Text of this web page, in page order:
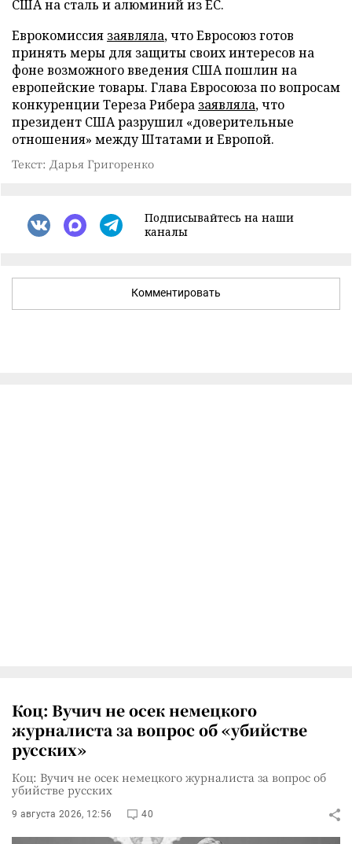
США на сталь и алюминий из ЕС.
Еврокомиссия заявляла, что Евросоюз готов
принять меры для защиты своих интересов на
фоне возможного введения США пошлин на
европейские товары. Глава Евросоюза по вопросам
конкуренции Тереза Рибера заявляла, что
президент США разрушил «доверительные
отношения» между Штатами и Европой.
Текст: Дарья Григоренко
Подписывайтесь на наши
каналы
Комментировать
Коц: Вучич не осек немецкого
журналиста за вопрос об «убийстве
русских»
Коц: Вучич не осек немецкого журналиста за вопрос об
убийстве русских
9 августа 2026, 12:56 40